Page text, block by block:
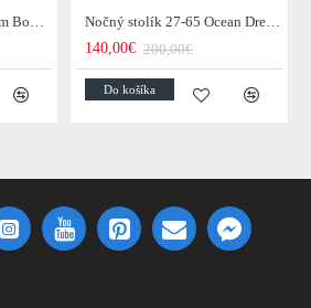
Posteľ 41669 160x200cm Boutique Zamat Tmavošedá
Nočný stolík 27-65 Ocean Drevo Mango
140,00€ 200,00€
Do košíka